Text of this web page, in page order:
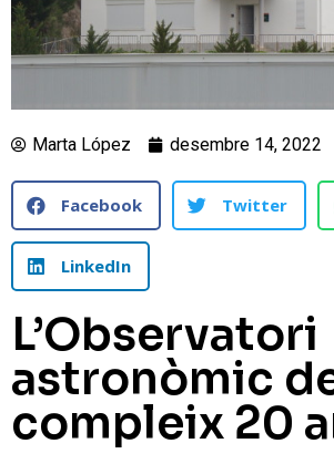
Marta López desembre 14, 2022
Facebook Twitter
LinkedIn
L’Observatori
astronòmic
compleix 20